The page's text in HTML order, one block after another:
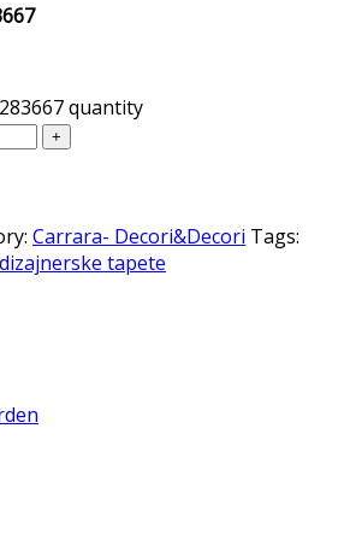
quantity
Carrara- Decori&Decori Tags:
dizajnerske tapete